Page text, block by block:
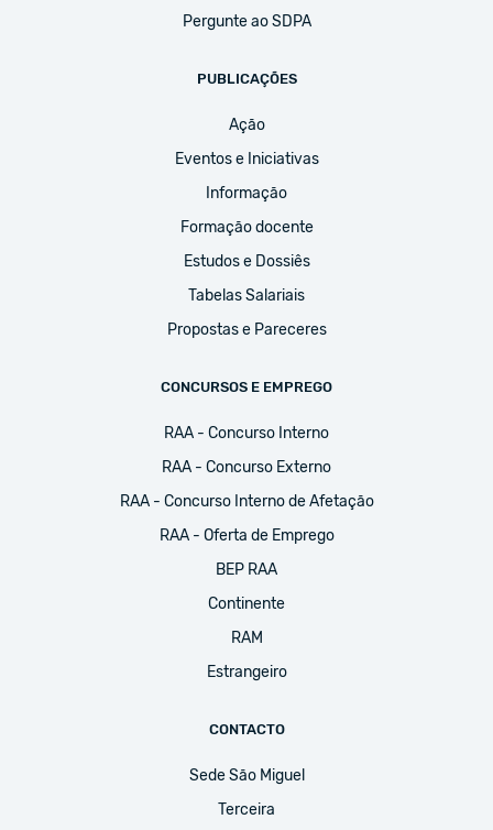
Pergunte ao SDPA
PUBLICAÇÕES
Ação
Eventos e Iniciativas
Informação
Formação docente
Estudos e Dossiês
Tabelas Salariais
Propostas e Pareceres
CONCURSOS E EMPREGO
RAA - Concurso Interno
RAA - Concurso Externo
RAA - Concurso Interno de Afetação
RAA - Oferta de Emprego
BEP RAA
Continente
RAM
Estrangeiro
CONTACTO
Sede São Miguel
Terceira